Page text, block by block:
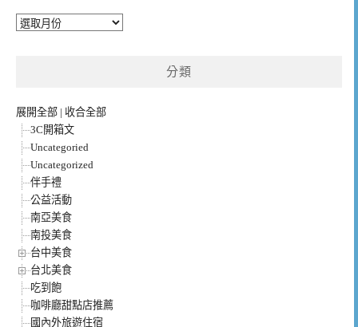
彙
分類
展開全部 | 收合全部
3C開箱文
Uncategoried
Uncategorized
伴手禮
公益活動
南亞美食
南投美食
台中美食
台北美食
吃到飽
咖啡廳甜點店推薦
國內外旅遊住宿